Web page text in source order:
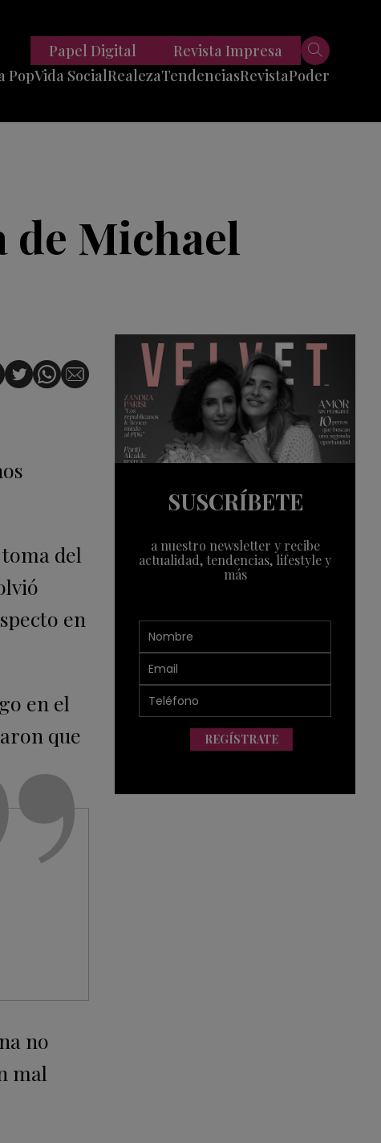
PopVida SocialRealezaTendencias
Viajes
Tech
RevistaPoder
Papel Digital Revista Impresa
de Michael
del
en
en el
que
no
mal
SUSCRÍBETE
a nuestro newsletter y recibe
actualidad, tendencias, lifestyle y
más
REGÍSTRATE